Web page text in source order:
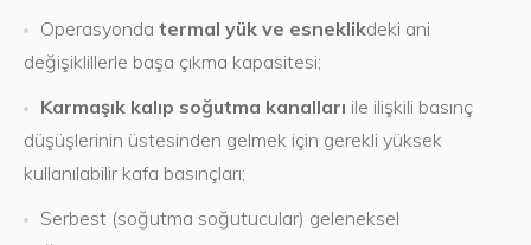
Operasyonda termal yük ve esneklikdeki ani
değişiklillerle başa çıkma kapasitesi;
Karmaşık kalıp soğutma kanalları ile ilişkili basınç
düşüşlerinin üstesinden gelmek için gerekli yüksek
kullanılabilir kafa basınçları;
Serbest (soğutma soğutucular) geleneksel
Endüstriyel
her işi bir referans olarak
müşteri memnuniyetini ve
kalitesini ön planda tutan
teknolojik gelişmeleri
takip etmekte, kalite